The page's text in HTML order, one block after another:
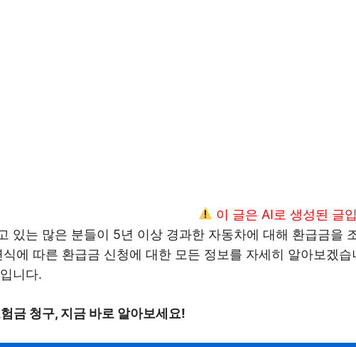
이 글은 AI로 생성된 글
있는 많은 분들이 5년 이상 경과한 자동차에 대해 환급금을
에 따른 환급금 신청에 대한 모든 정보를 자세히 알아보겠
니다.
금 청구, 지금 바로 알아보세요!